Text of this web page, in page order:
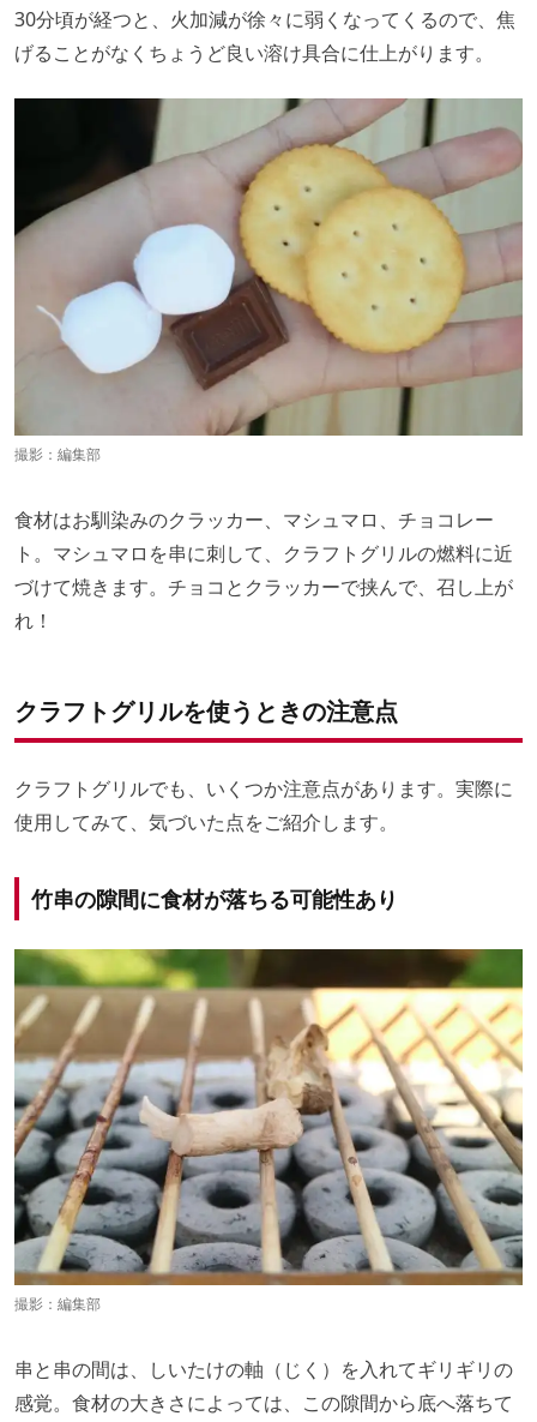
30分頃が経つと、火加減が徐々に弱くなってくるので、焦
げることがなくちょうど良い溶け具合に仕上がります。
撮影：編集部
食材はお馴染みのクラッカー、マシュマロ、チョコレー
ト。マシュマロを串に刺して、クラフトグリルの燃料に近
づけて焼きます。チョコとクラッカーで挟んで、召し上が
れ！
クラフトグリルを使うときの注意点
クラフトグリルでも、いくつか注意点があります。実際に
使用してみて、気づいた点をご紹介します。
竹串の隙間に食材が落ちる可能性あり
撮影：編集部
串と串の間は、しいたけの軸（じく）を入れてギリギリの
感覚。食材の大きさによっては、この隙間から底へ落ちて